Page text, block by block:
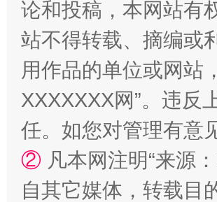
国家大学科技园优化重塑工作
论和投稿，本网站有
站不得转载、摘编或
用作品的单位或网站
XXXXXXX网”。违反
任。如您对管理有意
② 凡本网注明“来源
自其它媒体，转载目